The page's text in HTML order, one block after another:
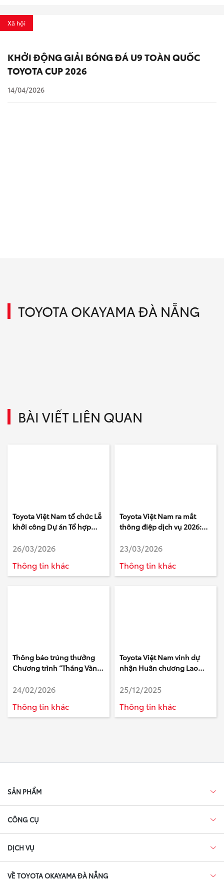
Xã hội
KHỞI ĐỘNG GIẢI BÓNG ĐÁ U9 TOÀN QUỐC
TOYOTA CUP 2026
14/04/2026
TOYOTA OKAYAMA ĐÀ NẴNG
BÀI VIẾT LIÊN QUAN
Toyota Việt Nam tổ chức Lễ
khởi công Dự án Tổ hợp
tỉnh Phú Thọ
26/03/2026
Thông tin khác
Toyota Việt Nam ra mắt
thông điệp dịch vụ 2026:
một điểm đến”
23/03/2026
Thông tin khác
Thông báo trúng thưởng
Chương trình “Tháng Vàng
24/02/2026
Thông tin khác
Toyota Việt Nam vinh dự
nhận Huân chương Lao
25/12/2025
Thông tin khác
SẢN PHẨM
CÔNG CỤ
DỊCH VỤ
VỀ TOYOTA OKAYAMA ĐÀ NẴNG